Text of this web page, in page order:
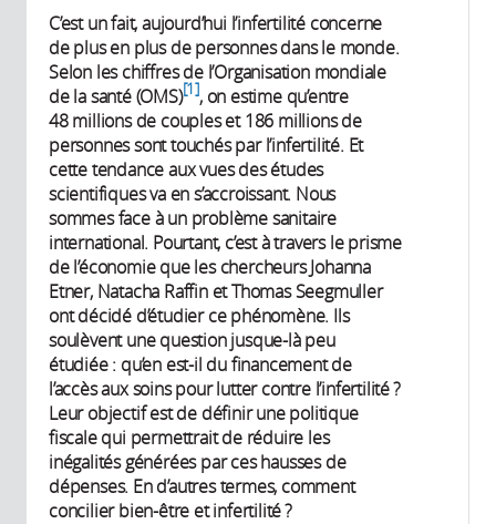
C’est un fait, aujourd’hui l’infertilité concerne
de plus en plus de personnes dans le monde.
Selon les chiffres de l’Organisation mondiale
de la santé (OMS) 1 , on estime qu’entre
48 millions de couples et 186 millions de
personnes sont touchés par l’infertilité. Et
cette tendance aux vues des études
scientifiques va en s’accroissant. Nous
sommes face à un problème sanitaire
international. Pourtant, c’est à travers le prisme
de l’économie que les chercheurs Johanna
Etner, Natacha Raffin et Thomas Seegmuller
ont décidé d’étudier ce phénomène. Ils
soulèvent une question jusque-là peu
étudiée : qu’en est-il du financement de
l’accès aux soins pour lutter contre l’infertilité ?
Leur objectif est de définir une politique
fiscale qui permettrait de réduire les
inégalités générées par ces hausses de
dépenses. En d’autres termes, comment
concilier bien-être et infertilité ?